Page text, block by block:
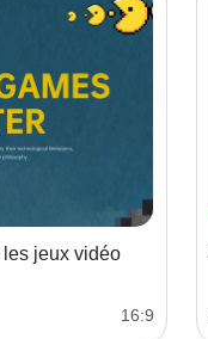
jeux vidéo
16:9